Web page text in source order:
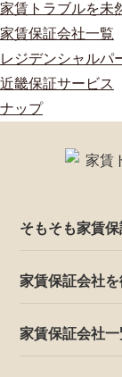
家賃トラブルを未
家賃保証会社一覧
レジデンシャルパ
近畿保証サービス
ナップ
そもそも家賃
家賃保証会社
家賃保証会社一